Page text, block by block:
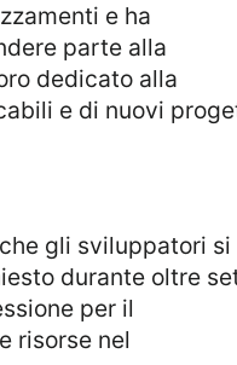
e ha
parte alla
dedicato alla
e di nuovi
gli sviluppatori si
durante oltre
per il
risorse nel